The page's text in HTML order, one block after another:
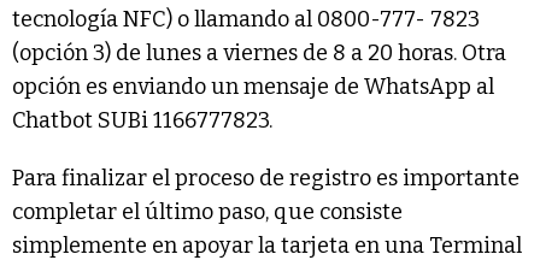
tecnología NFC) o llamando al 0800-777- 7823
(opción 3) de lunes a viernes de 8 a 20 horas. Otra
opción es enviando un mensaje de WhatsApp al
Chatbot SUBi 1166777823.
Para finalizar el proceso de registro es importante
completar el último paso, que consiste
simplemente en apoyar la tarjeta en una Terminal